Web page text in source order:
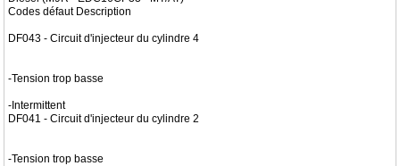
Codes défaut Description
DF043 - Circuit d'injecteur du cylindre 4
-Tension trop basse
-Intermittent
DF041 - Circuit d'injecteur du cylindre 2
-Tension trop basse